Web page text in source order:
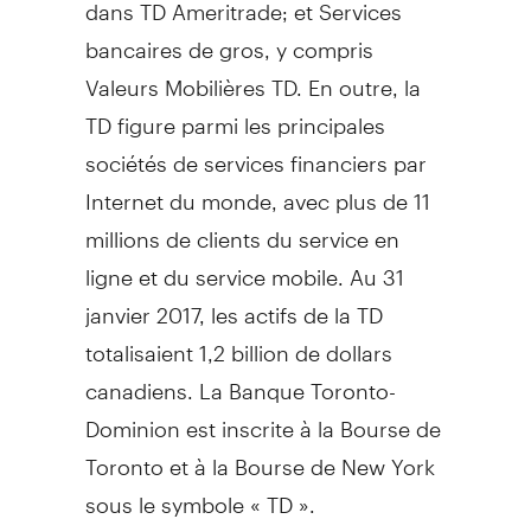
bancaires de gros, y compris
Valeurs Mobilières TD. En outre, la
TD figure parmi les principales
sociétés de services financiers par
Internet du monde, avec plus de 11
millions de clients du service en
ligne et du service mobile. Au 31
janvier 2017, les actifs de la TD
totalisaient 1,2 billion de dollars
canadiens. La Banque Toronto-
Dominion est inscrite à la Bourse de
Torontoet à la Bourse deNew York
sous le symbole « TD ».